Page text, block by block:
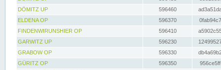
DÖMITZ UP
596460
ELDENA OP
596370
FINDENWIRUNSHIER OP
596410
GARWITZ UP
596230
GRABOW OP
596330
GÜRITZ OP
596350